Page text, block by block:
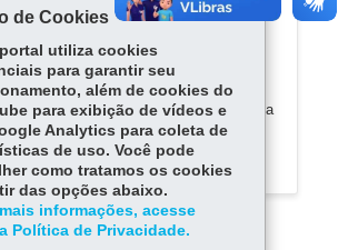
do Campo é uma política pública no
desde 2010, instituída por meio da
4783/2010 - GS/Seed e tem como
Educação de qualidade aos sujeitos
lugar onde vivem, de forma participativa
com suas necessidades humanas, cul
de Cookies
portal utiliza cookies
para garantir seu
além de cookies do
para exibição de vídeos e
Analytics para coleta de
de uso. Você pode
como tratamos os cookies
das opções abaixo.
mais informações, acesse
Política de Privacidade.